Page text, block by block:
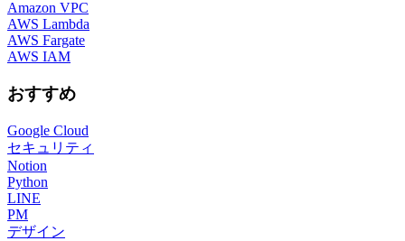
Amazon VPC
AWS Lambda
AWS Fargate
AWS IAM
おすすめ
Google Cloud
セキュリティ
Notion
Python
LINE
PM
デザイン